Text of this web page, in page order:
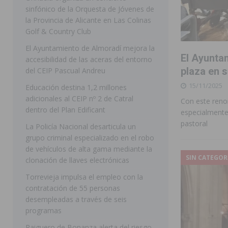
[ 07/08/2026 ]
Rojales clausura con éxito las Fiestas
[ 06/08/2026 ]
Redován presenta la programación de
Arcángel
REDOVÁN
[ 06/08/2026 ]
El PSOE denuncia una nueva prórroga
[ 07/08/2026 ] FEGADO 2026 cierra con un balance
DOLORES
Los Montesinos refuerza su apoyo a
[ 07/08/2026 ] Orihuela cumple los objetivos de
ORIHUELA
[ 07/08/2026 ]
Orihuela organiza un concierto
Golf & Country Club
El
plaza en
15/11/2025
Con este
pastoral
SIN
sinfónico de la Orquesta de Jóvenes de
la Provincia de Alicante en Las Colinas
Golf & Country Club
El Ayuntamiento de Almoradí mejora la
accesibilidad de las aceras del entorno
del CEIP Pascual Andreu
Educación destina 1,2 millones
adicionales al CEIP nº 2 de Catral
dentro del Plan Edificant
La Policía Nacional desarticula un
grupo criminal especializado en el robo
de vehículos de alta gama mediante la
clonación de llaves electrónicas
Torrevieja impulsa el empleo con la
contratación de 55 personas
desempleadas a través de seis
programas